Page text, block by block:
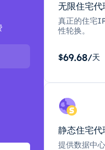
无限住宅代
真正的住宅
性轮换。
$69.68/天
静态住宅代
提供数据中